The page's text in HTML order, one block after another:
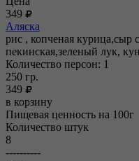
349
Аляска
рис , копченая курица,сыр
пекинская,зеленый лук,
Количество персон: 1
250 гр.
349
в корзину
Пищевая ценность на 100г
Количество штук
8
----------